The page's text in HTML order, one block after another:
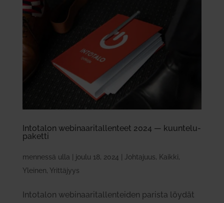
Into­talon webi­naa­ri­tal­lenteet 2024 — kuun­te­lu­
pa­ketti
mennessä ulla joulu 18, 2024 Johtajuus, Kaikki,
Yleinen, Yrittäjyys
Into­talon webi­naa­ri­tal­len­teiden parista löydät